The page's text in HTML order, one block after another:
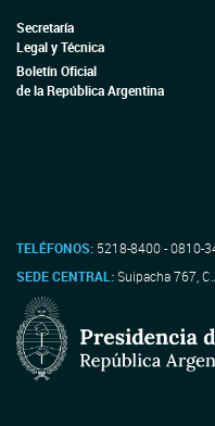
Secretaría
Legal y Técnica
Boletín Oficial
de la República Argentina
TELÉFONOS: 5218-8400 - 0810-
SEDE CENTRAL:Suipacha 767,